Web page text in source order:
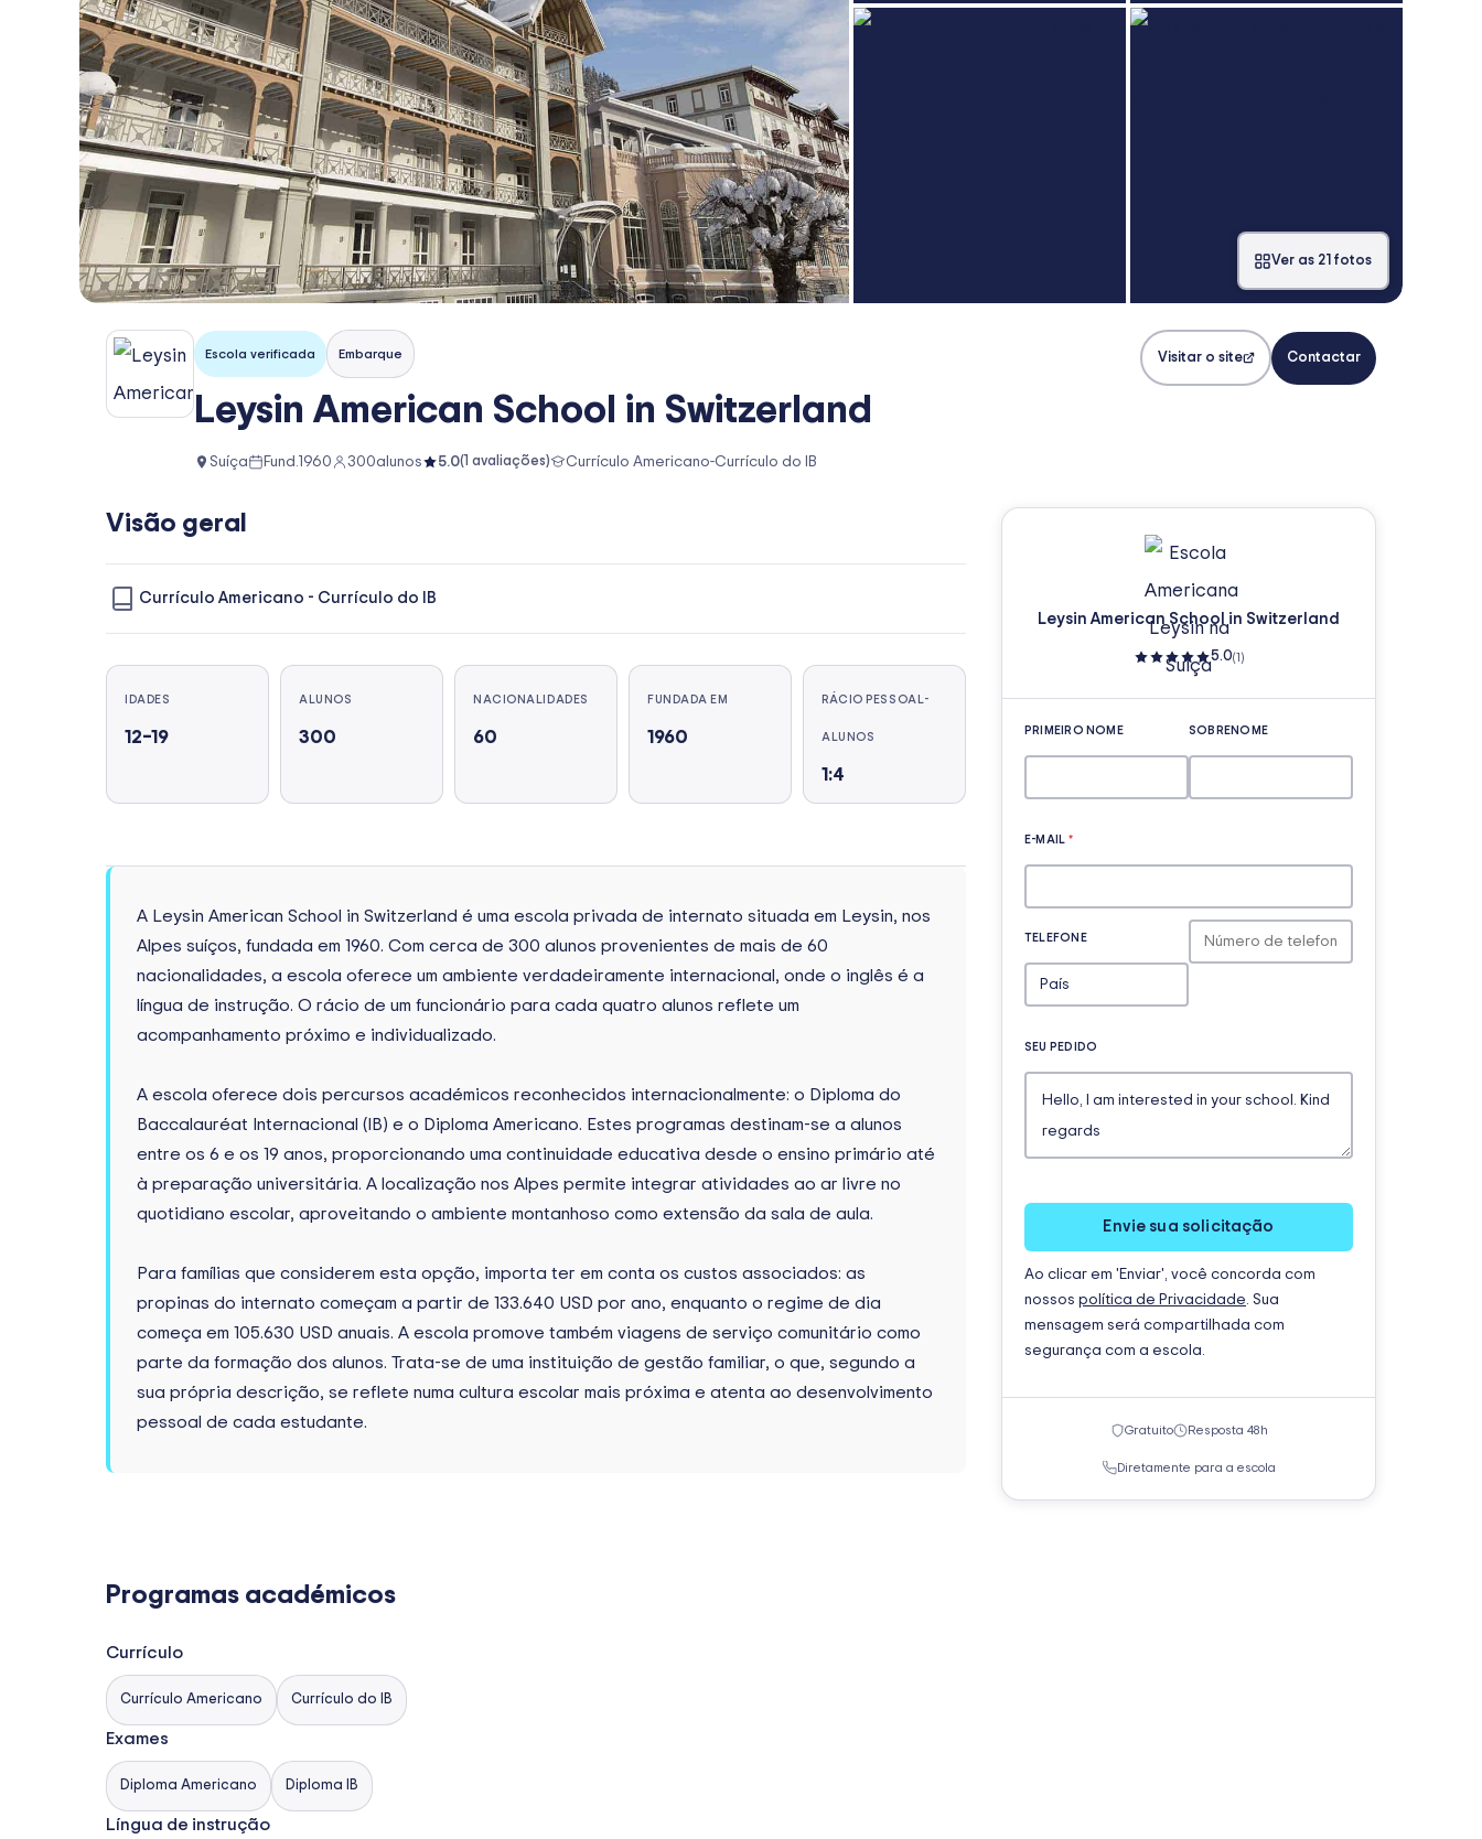
Ver as 21 fotos
Escola verificada Embarque
Leysin American School in Switzerland
Suíça Fund. 1960 300alunos 5.0(1 avaliações) Currículo Americano-Currículo do IB
Visitar o site Contactar
Visão geral
Currículo Americano - Currículo do IB
IDADES
12–19
ALUNOS
300
NACIONALIDADES
60
FUNDADA EM
1960
RÁCIO PESSOAL-
ALUNOS
1:4
A Leysin American School in Switzerland é uma escola privada de internato situada em Leysin, nos
Alpes suíços, fundada em 1960. Com cerca de 300 alunos provenientes de mais de 60
nacionalidades, a escola oferece um ambiente verdadeiramente internacional, onde o inglês é a
língua de instrução. O rácio de um funcionário para cada quatro alunos reflete um
acompanhamento próximo e individualizado.
A escola oferece dois percursos académicos reconhecidos internacionalmente: o Diploma do
Baccalauréat Internacional (IB) e o Diploma Americano. Estes programas destinam-se a alunos
entre os 6 e os 19 anos, proporcionando uma continuidade educativa desde o ensino primário até
à preparação universitária. A localização nos Alpes permite integrar atividades ao ar livre no
quotidiano escolar, aproveitando o ambiente montanhoso como extensão da sala de aula.
Para famílias que considerem esta opção, importa ter em conta os custos associados: as
propinas do internato começam a partir de 133.640 USD por ano, enquanto o regime de dia
começa em 105.630 USD anuais. A escola promove também viagens de serviço comunitário como
parte da formação dos alunos. Trata-se de uma instituição de gestão familiar, o que, segundo a
sua própria descrição, se reflete numa cultura escolar mais próxima e atenta ao desenvolvimento
pessoal de cada estudante.
Programas académicos
Currículo
Currículo Americano Currículo do IB
Exames
Diploma Americano Diploma IB
Língua de instrução
Leysin American School in Switzerland
5.0(1)
PRIMEIRO NOME SOBRENOME
E-MAIL *
TELEFONE
SEU PEDIDO
Envie sua solicitação
Ao clicar em 'Enviar', você concorda com
nossos política de Privacidade. Sua
mensagem será compartilhada com
segurança com a escola.
Gratuito Resposta 48h
Diretamente para a escola